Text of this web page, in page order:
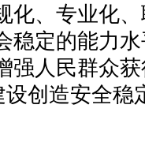
化、专业化
稳定的能力
强人民群众
设创造安全